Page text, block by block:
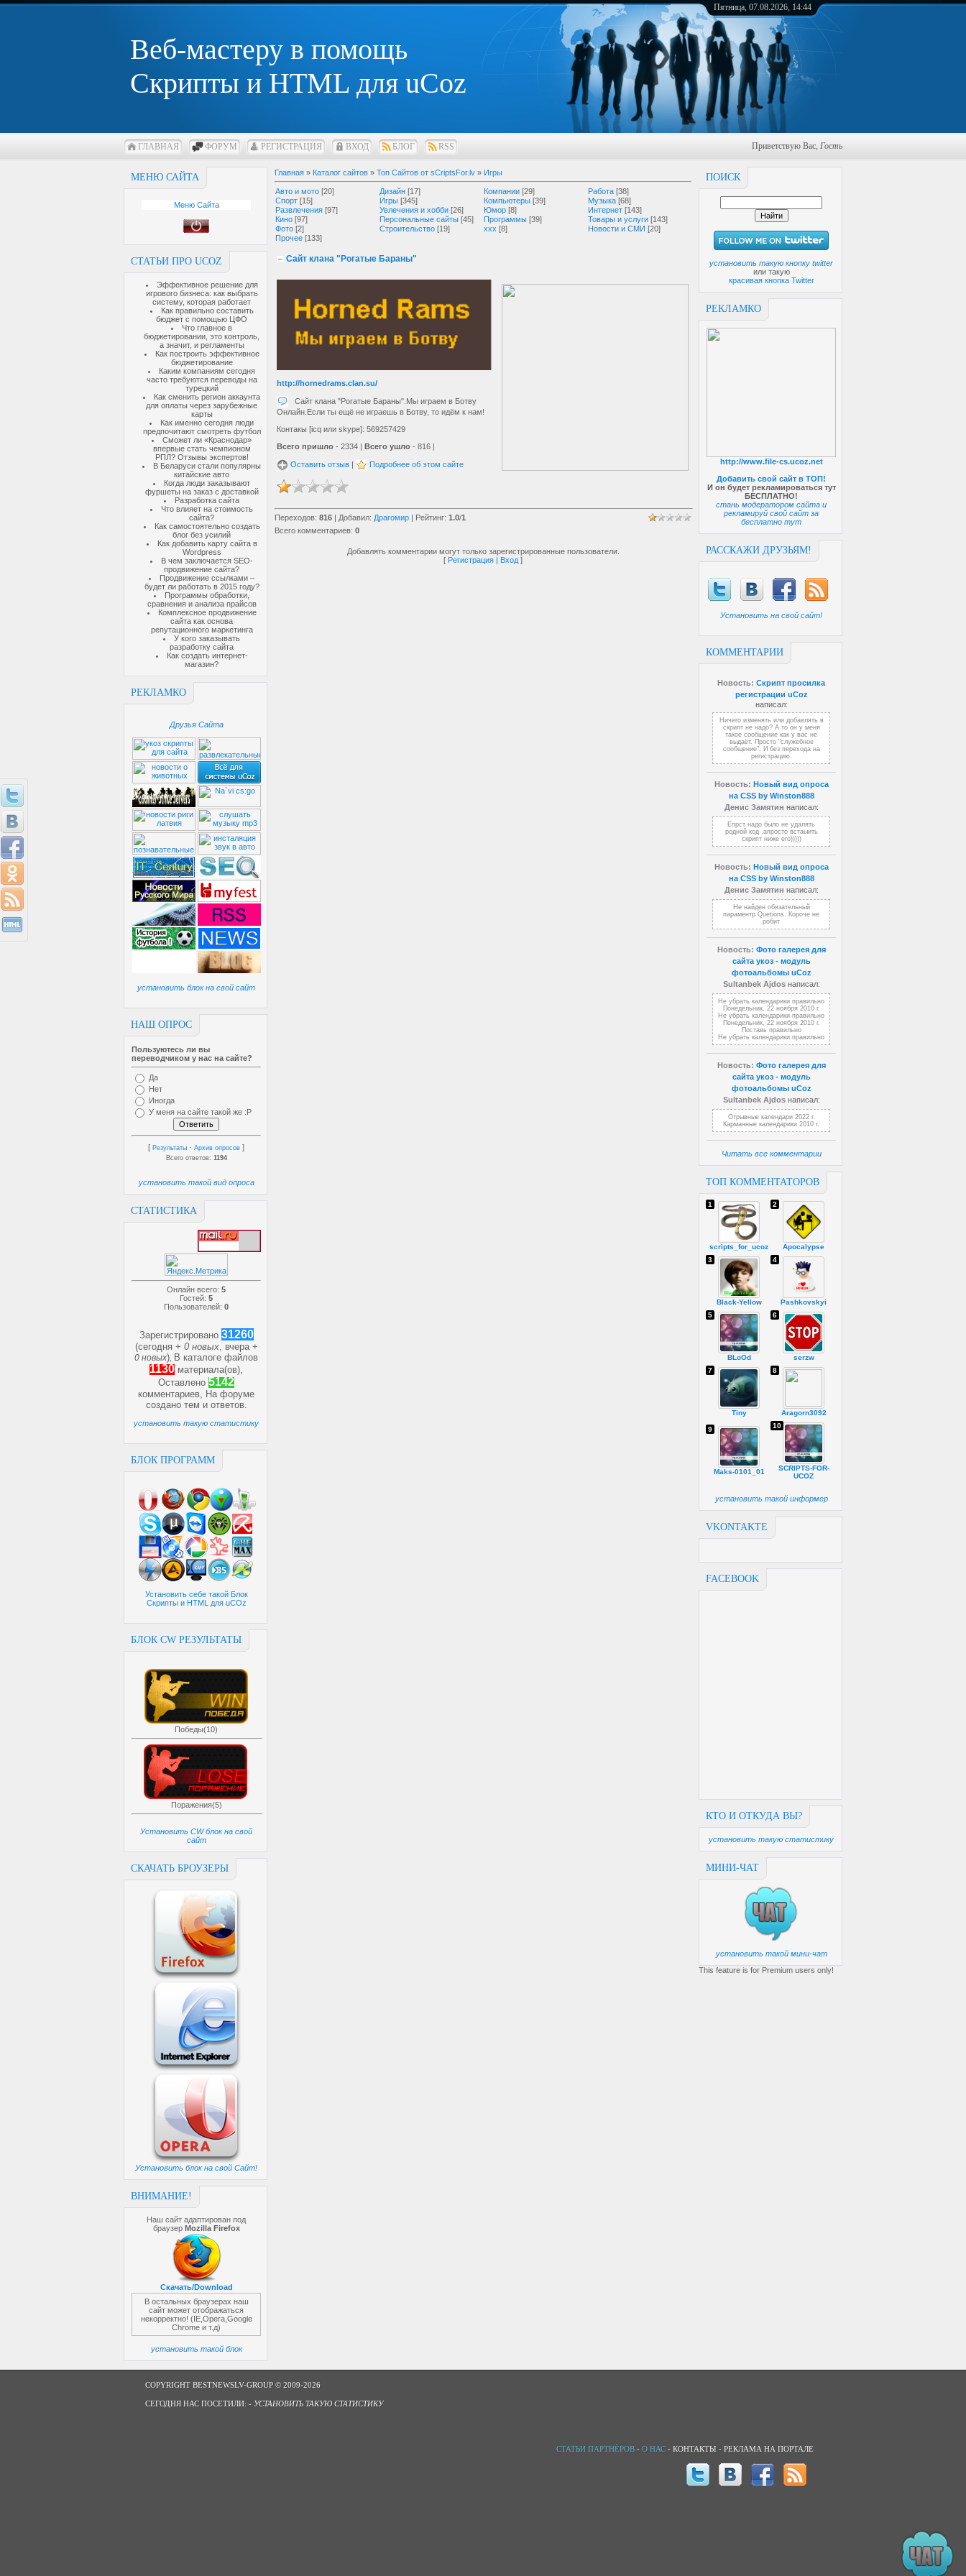
Веб-мастеру в помощь
Скрипты и HTML для uCoz
Пятница, 07.08.2026, 14:44
ГЛАВНАЯ ФОРУМ РЕГИСТРАЦИЯ ВХОД БЛОГ RSS Приветствую Вас, Гость
МЕНЮ САЙТА
Меню Сайта
СТАТЬИ ПРО UCOZ
Эффективное решение для
игрового бизнеса: как выбрать
систему, которая работает
Как правильно составить
бюджет с помощью ЦФО
Что главное в
бюджетировании, это контроль,
а значит, и регламенты
Как построить эффективное
бюджетирование
Каким компаниям сегодня
часто требуются переводы на
турецкий
Как сменить регион аккаунта
для оплаты через зарубежные
карты
Как именно сегодня люди
предпочитают смотреть футбол
Сможет ли «Краснодар»
впервые стать чемпионом
РПЛ? Отзывы экспертов!
В Беларуси стали популярны
китайские авто
Когда люди заказывают
фуршеты на заказ с доставкой
Разработка сайта
Что влияет на стоимость
сайта?
Как самостоятельно создать
блог без усилий
Как добавить карту сайта в
Wordpress
В чем заключается SEO-
продвижение сайта?
Продвижение ссылками –
будет ли работать в 2015 году?
Программы обработки,
сравнения и анализа прайсов
Комплексное продвижение
сайта как основа
репутационного маркетинга
У кого заказывать
разработку сайта
Как создать интернет-
магазин?
РЕКЛАМКО
Друзья Сайта
установить блок на свой сайт
НАШ ОПРОС
Пользуютесь ли вы
переводчиком у нас на сайте?
Да
Нет
Иногда
У меня на сайте такой же :P
[ Результаты · Архив опросов ]
Всего ответов: 1194
установить такой вид опроса
СТАТИСТИКА
Онлайн всего: 5
Гостей: 5
Пользователей: 0
Зарегистрировано 31260
(сегодня + 0 новых, вчера +
0 новых) В каталоге файлов
1130 материала(ов),
Оставлено 5142
комментариев, На форуме
создано тем и ответов.
установить такую статистику
БЛОК ПРОГРАММ
Установить себе такой Блок
Скрипты и HTML для uCOz
БЛОК CW РЕЗУЛЬТАТЫ
Победы(10)
Поражения(5)
Установить CW блок на свой
сайт
СКАЧАТЬ БРОУЗЕРЫ
Установить блок на свой Сайт!
ВНИМАНИЕ!
Наш сайт адаптирован под
браузер Mozilla Firefox
Скачать/Download
В остальных браузерах наш
сайт может отображаться
некорректно! (IE,Opera,Google
Chrome и т.д)
установить такой блок
ПОИСК
установить такую кнопку twitter
или такую
красивая кнопка Twitter
РЕКЛАМКО
http://www.file-cs.ucoz.net
Добавить свой сайт в ТОП!
И он будет рекламироваться тут
БЕСПЛАТНО!
стань модератором сайта и
рекламируй свой сайт за
бесплатно тут
РАССКАЖИ ДРУЗЬЯМ!
Установить на свой сайт!
КОММЕНТАРИИ
Новость: Скрипт просилка
регистрации uCoz
написал:
Ничего изменять или добавлять в
скрипт не надо? А то он у меня
такое сообщение как у вас не
выдаёт. Просто "служебное
сообщение". И без перехода на
регистрацию.
Новость: Новый вид опроса
на CSS by Winston888
Денис Замятин написал:
Епрст надо было не удалять
родной код ,апросто встаыить
скрипт ниже его)))))
Новость: Новый вид опроса
на CSS by Winston888
Денис Замятин написал:
Не найден обязательный
параментр Quetions. Короче не
робит
Новость: Фото галерея для
сайта укоз - модуль
фотоальбомы uCoz
Sultanbek Ajdosнаписал:
Не убрать календарики правильно
Понедельник, 22 ноября 2010 г.
Не убрать календарики правильно
Понедельник, 22 ноября 2010 г.
Поставь правильно
Не убрать календарики правильно
Новость: Фото галерея для
сайта укоз - модуль
фотоальбомы uCoz
Sultanbek Ajdosнаписал:
Отрывные календари 2022 г.
Карманные календарики 2010 г.
Читать все комментарии
ТОП КОММЕНТАТОРОВ
scripts_for_ucoz
1
Apocalypse
2
Black-Yellow
3
Pashkovskyi
4
BLoOd
5
serzw
6
Tiny
7
Aragorn3092
8
Maks-0101_01
9
SCRIPTS-FOR-
UCOZ
10
установить такой информер
VKONTAKTE
FACEBOOK
КТО И ОТКУДА ВЫ?
установить такую статистику
МИНИ-ЧАТ
установить такой мини-чат
This feature is for Premium users only!
Главная » Каталог сайтов » Топ Сайтов от sCriptsFor.lv » Игры
Авто и мото [20] Дизайн [17] Компании [29] Работа [38]
Спорт [15] Игры [345] Компьютеры [39] Музыка [68]
Развлечения [97] Увлечения и хобби [26] Юмор [8] Интернет [143]
Кино [97] Персональные сайты [45] Программы [39] Товары и услуги [143]
Фото [2] Строительство [19] ххх [8] Новости и СМИ [20]
Прочее [133]
Сайт клана "Рогатые Бараны"
http://hornedrams.clan.su/
Сайт клана "Рогатые Бараны".Мы играем в Ботву
Онлайн.Если ты ещё не играешь в Ботву, то идём к нам!
Контакы [icq или skype]: 569257429
Всего пришло - 2334 | Всего ушло - 816 |
Оставить отзыв | Подробнее об этом сайте
Переходов: 816 | Добавил: Драгомир | Рейтинг: 1.0/1
Всего комментариев: 0
Добавлять комментарии могут только зарегистрированные пользователи.
[ Регистрация | Вход ]
COPYRIGHT BESTNEWSLV-GROUP © 2009-2026
СЕГОДНЯ НАС ПОСЕТИЛИ: - УСТАНОВИТЬ ТАКУЮ СТАТИСТИКУ
СТАТЬИ ПАРТНЁРОВ - О НАС - КОНТАКТЫ - РЕКЛАМА НА ПОРТАЛЕ